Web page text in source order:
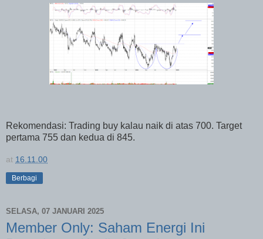
Rekomendasi: Trading buy kalau naik di atas 700. Target
pertama 755 dan kedua di 845.
at 16.11.00
Berbagi
SELASA, 07 JANUARI 2025
Member Only: Saham Energi Ini